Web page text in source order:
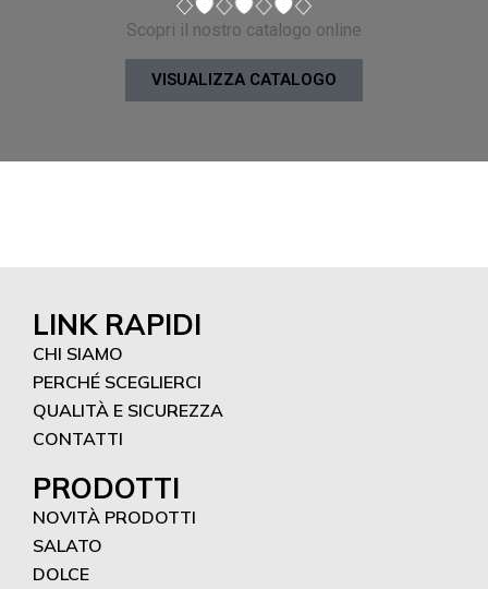
Scopri il nostro catalogo online
VISUALIZZA CATALOGO
LINK RAPIDI
CHI SIAMO
PERCHÉ SCEGLIERCI
QUALITÀ E SICUREZZA
CONTATTI
PRODOTTI
NOVITÀ PRODOTTI
SALATO
DOLCE